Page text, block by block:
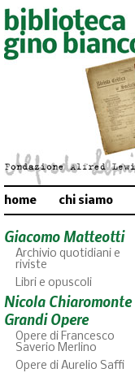
home chi siamo
Giacomo Matteotti
Archivio quotidiani e
riviste
Libri e opuscoli
Nicola Chiaromonte
Grandi Opere
Opere di Francesco
Saverio Merlino
Opere di Aurelio Saffi